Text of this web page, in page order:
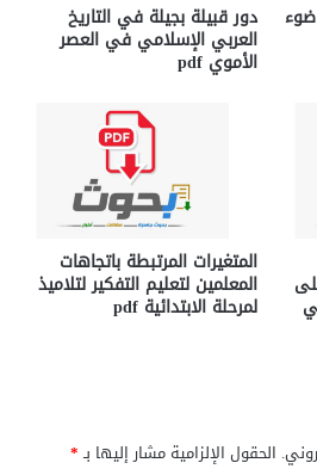
دور قبيلة بجيلة في التاريخ
العربي الإسلامي في العصر
الأموي pdf
المتغيرات المرتبطة باتجاهات
المعلمين لتعليم التفكير لتلاميذ
لمرحلة الابتدائية pdf
الحقول الإلزامية مشار إليها بـ*